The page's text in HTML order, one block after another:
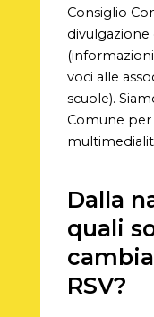
Consiglio
voci alle
scuole).
Comune per
Dalla
quali
RSV?